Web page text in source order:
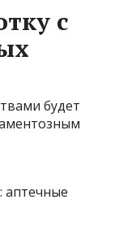
с
будет